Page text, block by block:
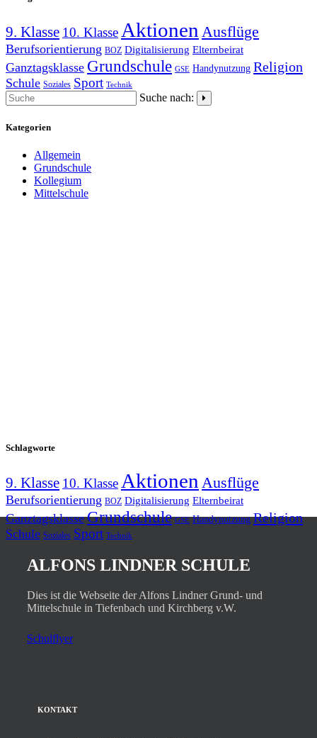
9. Klasse 10. Klasse Aktionen Ausflüge
Berufsorientierung BOZ Digitalisierung Elternbeirat
Ganztagsklasse Grundschule GSE Handynutzung Religion
Schule Soziales Sport Technik
Suche nach:
Kategorien
Allgemein
Grundschule
Kollegium
Mittelschule
Schlagworte
9. Klasse 10. Klasse Aktionen Ausflüge
Berufsorientierung BOZ Digitalisierung Elternbeirat
Ganztagsklasse Grundschule GSE Handynutzung Religion
Schule Soziales Sport Technik
ALFONS LINDNER SCHULE
Dies ist die Webseite der Alfons Lindner Grund- und
Mittelschule in Tiefenbach und Kirchberg v.W.
Schulflyer
KONTAKT